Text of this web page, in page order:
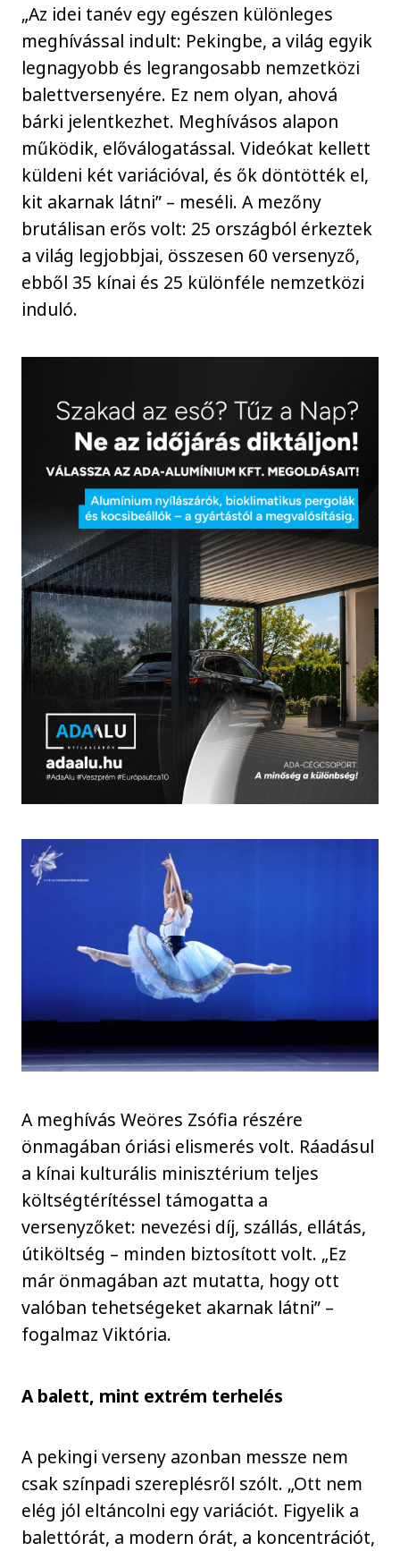
„Az idei tanév egy egészen különleges
meghívással indult: Pekingbe, a világ egyik
legnagyobb és legrangosabb nemzetközi
balettversenyére. Ez nem olyan, ahová
bárki jelentkezhet. Meghívásos alapon
működik, előválogatással. Videókat kellett
küldeni két variációval, és ők döntötték el,
kit akarnak látni” – meséli. A mezőny
brutálisan erős volt: 25 országból érkeztek
a világ legjobbjai, összesen 60 versenyző,
ebből 35 kínai és 25 különféle nemzetközi
induló.
A meghívás Weöres Zsófia részére
önmagában óriási elismerés volt. Ráadásul
a kínai kulturális minisztérium teljes
költségtérítéssel támogatta a
versenyzőket: nevezési díj, szállás, ellátás,
útiköltség – minden biztosított volt. „Ez
már önmagában azt mutatta, hogy ott
valóban tehetségeket akarnak látni” –
fogalmaz Viktória.
A balett, mint extrém terhelés
A pekingi verseny azonban messze nem
csak színpadi szereplésről szólt. „Ott nem
elég jól eltáncolni egy variációt. Figyelik a
balettórát, a modern órát, a koncentrációt,